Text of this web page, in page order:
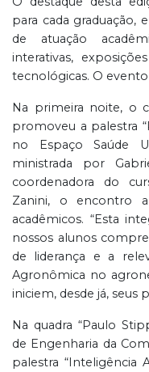
para cada graduação,
de atuação
interativas,
tecnológicas. O evento
Na primeira noite, o
promoveu a palestra
no Espaço Saúde
ministrada por
coordenadora do
Zanini, o encontro
acadêmicos. “Esta
nossos alunos
de liderança e a
Agronômica no
iniciem, desde já, seus
Na quadra “Paulo
de Engenharia da
palestra “Inteligência